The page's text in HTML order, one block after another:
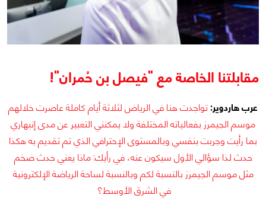
مقابلتنا الخاصة مع "فيصل بن حُمران"!
عرب هاردوير: تواجدت هنا في الرياض لثلاثة أيام كاملة عاصرت خلالهم
موسم الجيمرز بفعالياته المختلفة ولا يمكنني التعبير عن مدى إنبهاري
بما رأيت وجربت بنفسي وبالمستوى الإحترافي الذي تم تقديم به هكذا
حدث لذا سؤالي الأول سيكون عنه، في رأيك: ماذا يعني حدث ضخم
مثل موسم الجيمرز بالنسبة لكم وبالنسبة لساحة الرياضة الإلكترونية
في الشرق الأوسط؟